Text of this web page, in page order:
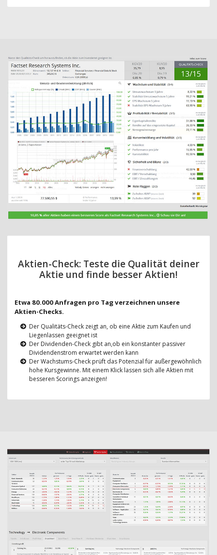
Aktien-Check: Teste die Qualität deiner
Aktie und finde besser Aktien!
Etwa 80.000 Anfragen pro Tag verzeichnen unsere
Aktien-Checks.
Der Qualitäts-Check zeigt an, ob eine Aktie zum Kaufen und
Liegenlassen geeignet ist
Der Dividenden-Check gibt an,ob ein konstanter passiver
Dividendenstrom erwartet werden kann
Der Wachstums-Check prüft das Potenzial für außergewöhnlich
hohe Kursgewinne. Mit einem Klick lassen sich alle Aktien mit
besseren Scorings anzeigen!